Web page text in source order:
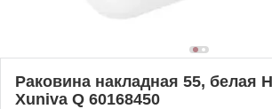
Раковина накладная 55, белая
Xuniva Q 60168450